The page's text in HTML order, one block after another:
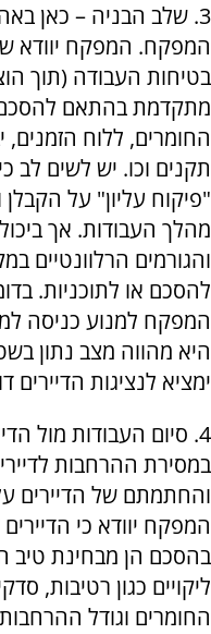
3. שלב הבניה – כאן
המפקח. המפקח יוודא
בטיחות העבודה (תוך
מתקדמת בהתאם
החומרים, ללוח הזמנים,
תקנים וכו. יש לשים לב
"פיקוח עליון" על
מהלך העבודות. אך
והגורמים הרלוונטיים
להסכם או לתוכניות.
המפקח למנוע כניסה
היא מהווה מצב נתון
ימציא לנציגות הדיירים
4. סיום העבודות מול
במסירת ההרחבות
והחתמתם של הדיירים
המפקח יוודא כי
בהסכם הן מבחינת טיב
ליקויים כגון רטיבות,
החומרים וגודל